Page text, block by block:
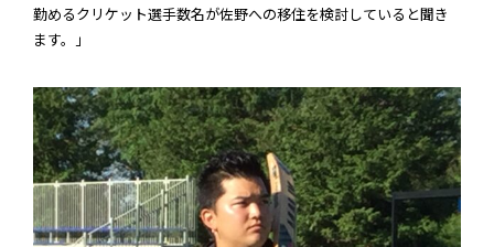
勤めるクリケット選手数名が佐野への移住を検討していると聞き
ます。」